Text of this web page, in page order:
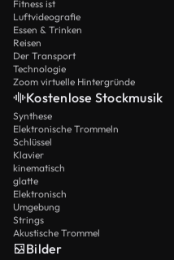
Fitness ist
Luftvideografie
Essen & Trinken
Reisen
Der Transport
Technologie
Zoom virtuelle Hintergründe
Kostenlose Stockmusik
Synthese
Elektronische Trommeln
Schlüssel
Klavier
kinematisch
glatte
Elektronisch
Umgebung
Strings
Akustische Trommel
Bilder